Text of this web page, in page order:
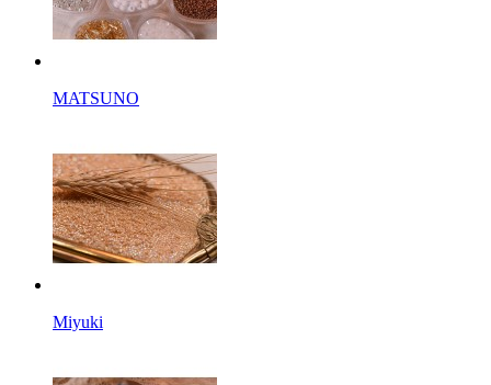
MATSUNO
Miyuki